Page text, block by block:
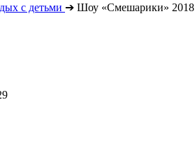
с детьми ➔ Шоу «Смешарики» 2018